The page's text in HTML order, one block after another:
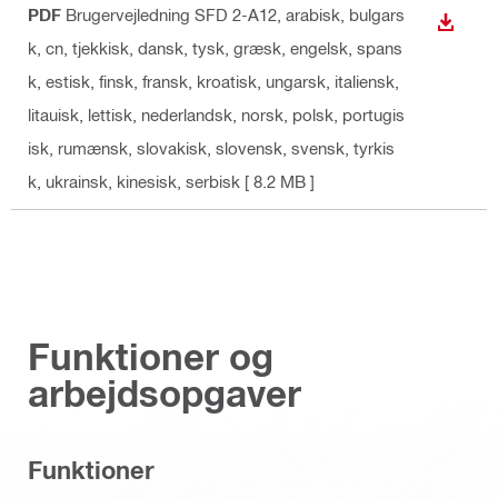
PDF Brugervejledning SFD 2-A12 , arabisk, bulgars
k, cn, tjekkisk, dansk, tysk, græsk, engelsk, spans
k, estisk, finsk, fransk, kroatisk, ungarsk, italiensk,
litauisk, lettisk, nederlandsk, norsk, polsk, portugis
isk, rumænsk, slovakisk, slovensk, svensk, tyrkis
k, ukrainsk, kinesisk, serbisk [ 8.2 MB ]
Funktioner og
arbejdsopgaver
Funktioner